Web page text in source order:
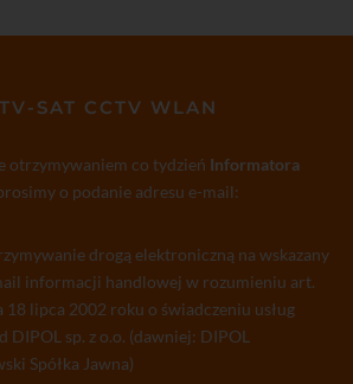
SAT CCTV WLAN
otrzymywaniem co tydzień Informatora
o podanie adresu e-mail:
drogą elektroniczną na wskazany
informacji handlowej w rozumieniu art.
18 lipca 2002 roku o świadczeniu usług
DIPOL sp. z o.o. (dawniej: DIPOL
Spółka Jawna)